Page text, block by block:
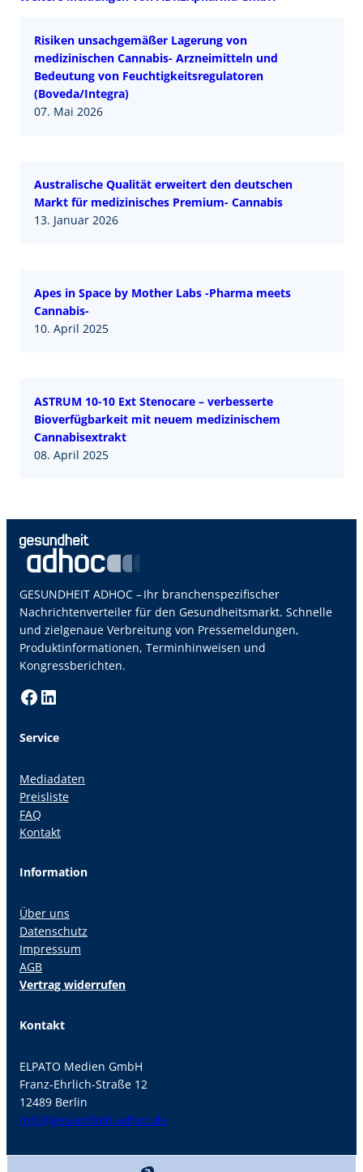
Risiken unsachgemäßer Lagerung von
medizinischen Cannabis- Arzneimitteln und
Bedeutung von Feuchtigkeitsregulatoren
(Boveda/Integra)
07. Mai 2026
Australische Qualität erweitert den deutschen
Markt für medizinisches Premium- Cannabis
13. Januar 2026
Apes in Space by Mother Labs -Pharma meets
Cannabis-
10. April 2025
ASTRUM 10-10 Ext Stenocare – verbesserte
Bioverfügbarkeit mit neuem medizinischem
Cannabisextrakt
08. April 2025
GESUNDHEIT ADHOC – Ihr branchenspezifischer
Nachrichtenverteiler für den Gesundheitsmarkt. Schnelle
und zielgenaue Verbreitung von Pressemeldungen,
Produktinformationen, Terminhinweisen und
Kongressberichten.
Facebook LinkedIn
Service
Mediadaten
Preisliste
FAQ
Kontakt
Information
Über uns
Datenschutz
Impressum
AGB
Vertrag widerrufen
Kontakt
ELPATO Medien GmbH
Franz-Ehrlich-Straße 12
12489 Berlin
info@gesundheit-adhoc.de